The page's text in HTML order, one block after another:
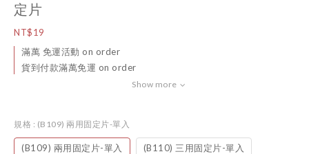
定片
NT$19
滿萬 免運活動 on order
貨到付款滿萬免運 on order
Show more
規格 : (B109) 兩用固定片-單入
(B109) 兩用固定片-單入 (B110) 三用固定片-單入